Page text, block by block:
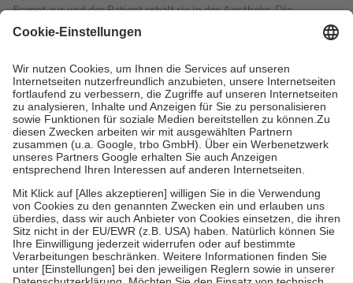
Rezept aus und der Patient erhält sie in der Apotheke. Die
gesetzliche Krankenversicherung übernimmt in der Regel die
Kosten dafür, der Versicherte trägt einen Teil davon als Zuzahlung
Grundsätzlich leisten Mitglieder Zuzahlungen in Höhe von zehn
Prozent des Abgabepreises,mindestens jedochfünf Euround
höchstens zehn Euro.Es sind jedoch nie mehr als die tatsächlichen
Kosten der Leistung zu entrichten.
Diese Regeln gelten grundsätzlich auch für Online-Apotheken.
Bei Heilmitteln und häuslicher Krankenpflege beträgt die
Zuzahlung zehn Prozent der Kosten sowie zehn Euro je
Verordnung.
Um das Engagement der Versicherten für ihre eigene Gesundheit zu
stärken und die besondere Stellung der Familie zu unterstützen,
fallenkeine Zuzahlungenan bei:
• Kindern und Jugendlichen bis zum vollendeten 18. Lebensjahr
mit Ausnahme der Fahrkosten